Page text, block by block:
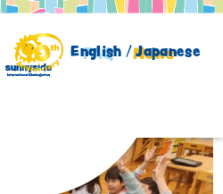
English / Japanese
FAQ
News